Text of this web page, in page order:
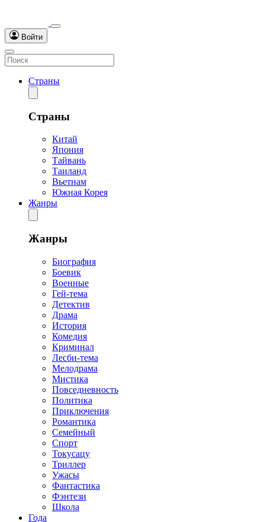
Войти
Страны
Страны
Китай
Япония
Тайвань
Таиланд
Вьетнам
Южная Корея
Жанры
Жанры
Биография
Боевик
Военные
Гей-тема
Детектив
Драма
История
Комедия
Криминал
Лесби-тема
Мелодрама
Мистика
Повседневность
Политика
Приключения
Романтика
Семейный
Спорт
Токусацу
Триллер
Ужасы
Фантастика
Фэнтези
Школа
Года